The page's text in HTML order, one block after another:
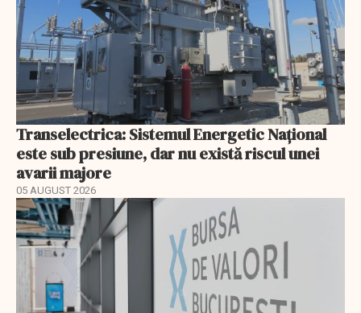
Transelectrica: Sistemul Energetic Național
este sub presiune, dar nu există riscul unei
avarii majore
05 AUGUST 2026